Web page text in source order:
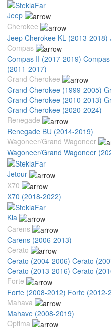
Jeep
Cherokee
Jeep Cherokee KL (2013-2018)
Compas
Compas II (2017-2019)
(2011-2017)
Grand Cherokee
Grand Cherokee (1999-2005)
Grand Cherokee (2010-2013)
Grand Cherokee (2020-2024)
Renegade
Renegade BU (2014-2019)
Wagoneer/Grand Wagoneer
Wagoneer/Grand Wagoneer
Jetour
X70
X70 (2018-2022)
Kia
Carens
Carens (2006-2013)
Cerato
Cerato (2004-2006) Cerato
Cerato (2013-2016) Cerato
Forte
Forte (2008-2012) Forte (2012-
Mahava
Mahave (2008-2019)
Optima